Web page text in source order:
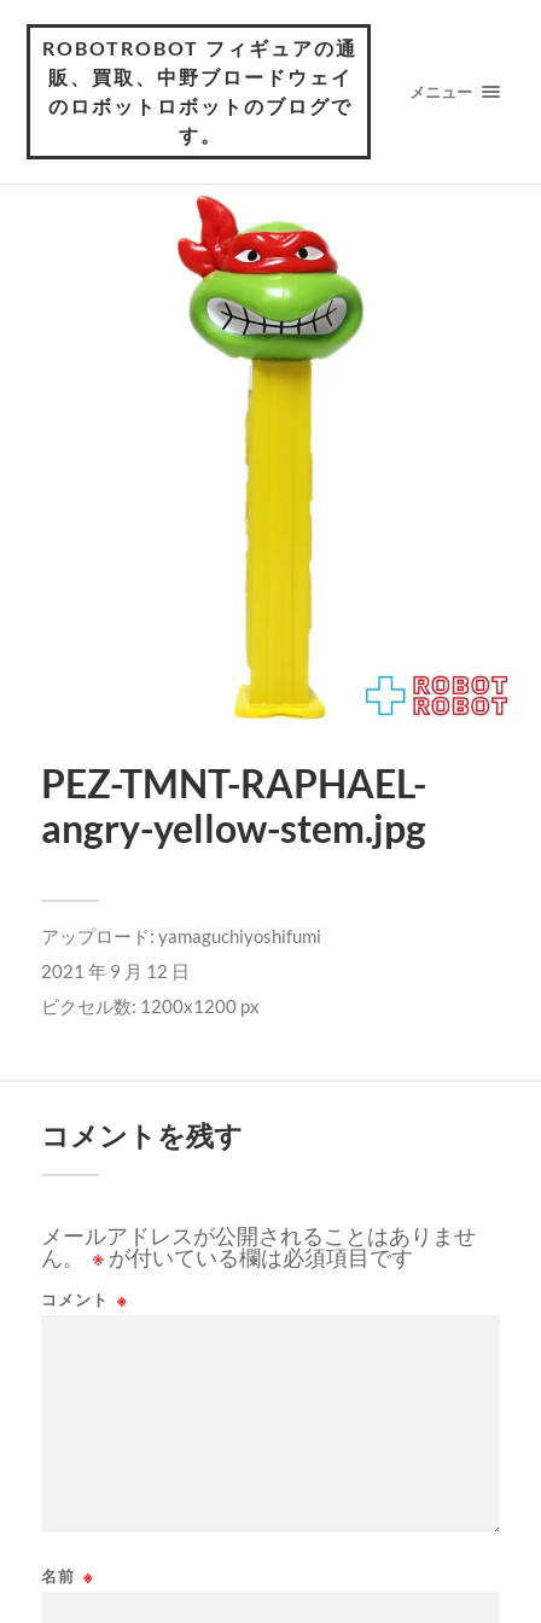
ROBOTROBOT フィギュアの通
販、買取、中野ブロードウェイ
のロボットロボットのブログで
す。
メニュー
PEZ-TMNT-RAPHAEL-
angry-yellow-stem.jpg
アップロード: yamaguchiyoshifumi
2021 年 9 月 12 日
ピクセル数: 1200x1200 px
コメントを残す
メールアドレスが公開されることはありませ
ん。
※ が付いている欄は必須項目です
コメント ※
名前 ※